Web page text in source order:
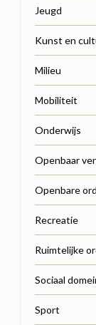
Jeugd
Kunst en
Milieu
Mobiliteit
Onderwijs
Openbaar
Openbare
Recreatie
Ruimtelijke
Sociaal
Sport